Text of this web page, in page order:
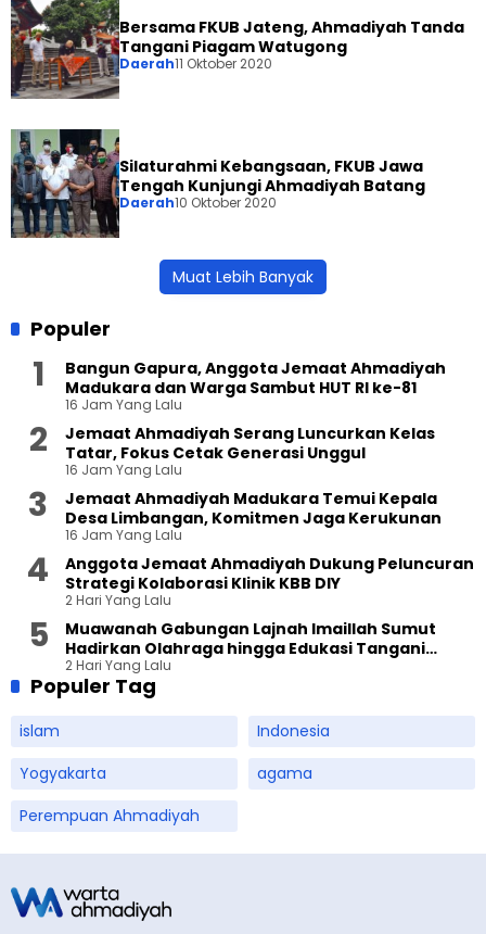
Bersama FKUB Jateng, Ahmadiyah Tanda
Tangani Piagam Watugong
Daerah11 Oktober 2020
Silaturahmi Kebangsaan, FKUB Jawa
Tengah Kunjungi Ahmadiyah Batang
Daerah10 Oktober 2020
Muat Lebih Banyak
Populer
Bangun Gapura, Anggota Jemaat Ahmadiyah
Madukara dan Warga Sambut HUT RI ke-81
16 Jam Yang Lalu
Jemaat Ahmadiyah Serang Luncurkan Kelas
Tatar, Fokus Cetak Generasi Unggul
16 Jam Yang Lalu
Jemaat Ahmadiyah Madukara Temui Kepala
Desa Limbangan, Komitmen Jaga Kerukunan
16 Jam Yang Lalu
Anggota Jemaat Ahmadiyah Dukung Peluncuran
Strategi Kolaborasi Klinik KBB DIY
2 Hari Yang Lalu
Muawanah Gabungan Lajnah Imaillah Sumut
Hadirkan Olahraga hingga Edukasi Tangani
Sampah
2 Hari Yang Lalu
Populer Tag
islam
Indonesia
Yogyakarta
agama
Perempuan Ahmadiyah